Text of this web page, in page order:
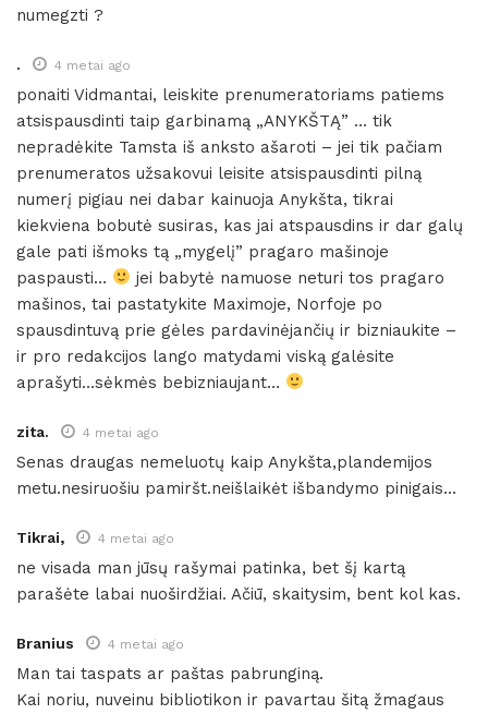
numegzti ?
. 4 metai ago
ponaiti Vidmantai, leiskite prenumeratoriams patiems
atsispausdinti taip garbinamą „ANYKŠTĄ” … tik
nepradėkite Tamsta iš anksto ašaroti – jei tik pačiam
prenumeratos užsakovui leisite atsispausdinti pilną
numerį pigiau nei dabar kainuoja Anykšta, tikrai
kiekviena bobutė susiras, kas jai atspausdins ir dar galų
gale pati išmoks tą „mygelį” pragaro mašinoje
paspausti…
jei babytė namuose neturi tos pragaro
mašinos, tai pastatykite Maximoje, Norfoje po
spausdintuvą prie gėles pardavinėjančių ir bizniaukite –
ir pro redakcijos lango matydami viską galėsite
aprašyti…sėkmės bebizniaujant…
zita. 4 metai ago
Senas draugas nemeluotų kaip Anykšta,plandemijos
metu.nesiruošiu pamiršt.neišlaikėt išbandymo pinigais…
Tikrai, 4 metai ago
ne visada man jūsų rašymai patinka, bet šį kartą
parašėte labai nuoširdžiai. Ačiū, skaitysim, bent kol kas.
Branius 4 metai ago
Man tai taspats ar paštas pabrunginą.
Kai noriu, nuveinu bibliotikon ir pavartau šitą žmagaus